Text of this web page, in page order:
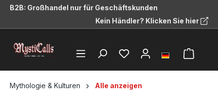
springen
B2B: Großhandel nur für Geschäftskunden
Kein Händler? Klicken Sie hier
Mythologie & Kulturen Alle anzeigen